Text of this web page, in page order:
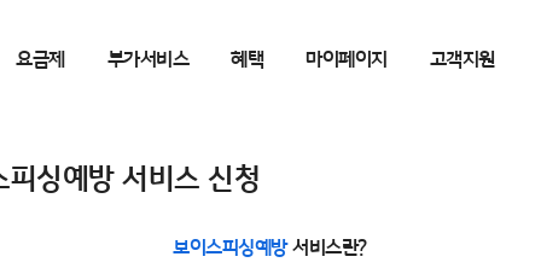
요금제 부가서비스 혜택 마이페이지 고객지원
피싱예방 서비스 신청
보이스피싱예방서비스란?